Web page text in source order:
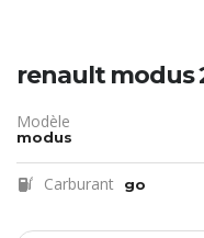
renault modus
Modèle
modus
Carburant go